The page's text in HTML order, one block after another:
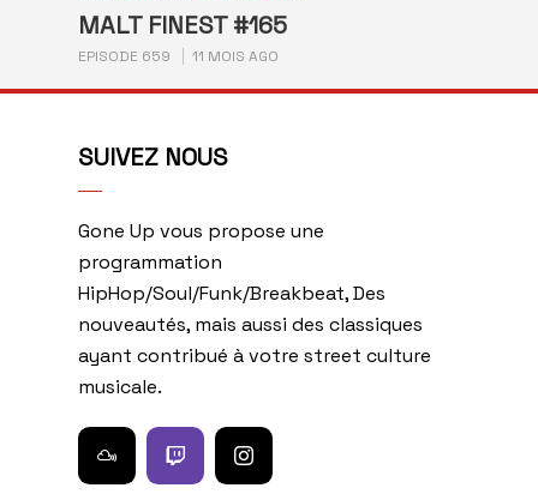
MALT FINEST #165
EPISODE 659 11 MOIS AGO
SUIVEZ NOUS
Gone Up vous propose une
programmation
HipHop/Soul/Funk/Breakbeat, Des
nouveautés, mais aussi des classiques
ayant contribué à votre street culture
musicale.